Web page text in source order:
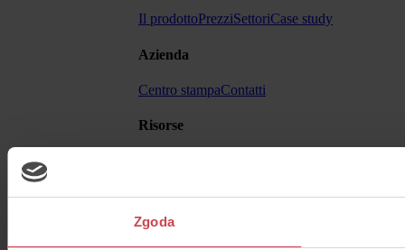
Zgoda
Il prodottoPrezziSettoriCase study
Azienda
Centro stampaContatti
Risorse
Altro
Termini e condizioni